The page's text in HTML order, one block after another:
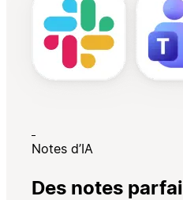
Notes d’IA
Des notes